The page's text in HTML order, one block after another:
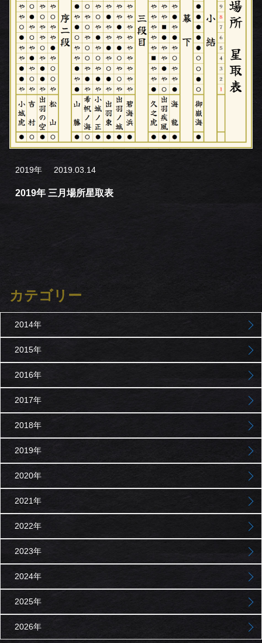
2019年 2019.03.14
2019年 三月場所星取表
カテゴリー
2014年
2015年
2016年
2017年
2018年
2019年
2020年
2021年
2022年
2023年
2024年
2025年
2026年